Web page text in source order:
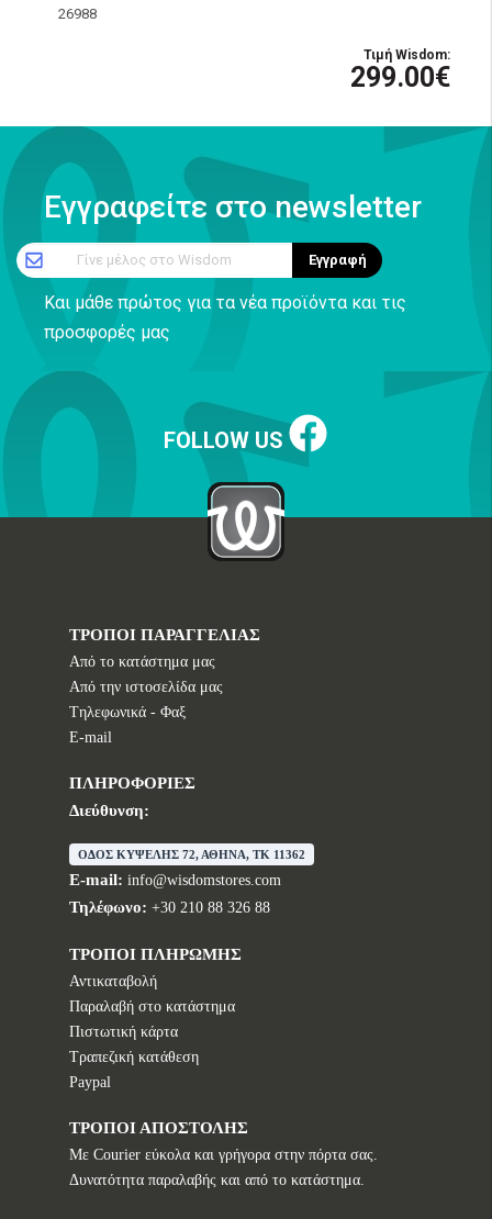
26988
Τιμή Wisdom:
299.00€
Εγγραφείτε στο newsletter
Γίνε μέλος στο Wisdom Εγγραφή
Και μάθε πρώτος για τα νέα προϊόντα και τις
προσφορές μας
FOLLOW US
ΤΡΟΠΟΙ ΠΑΡΑΓΓΕΛΙΑΣ
Από το κατάστημα μας
Από την ιστοσελίδα μας
Tηλεφωνικά - Φαξ
E-mail
ΠΛΗΡΟΦΟΡΙΕΣ
Διεύθυνση:
ΟΔΟΣ ΚΥΨΕΛΗΣ 72, ΑΘΗΝΑ, TK 11362
E-mail: info@wisdomstores.com
Τηλέφωνο: +30 210 88 326 88
ΤΡΟΠΟΙ ΠΛΗΡΩΜΗΣ
Αντικαταβολή
Παραλαβή στο κατάστημα
Πιστωτική κάρτα
Τραπεζική κατάθεση
Paypal
ΤΡΟΠΟΙ ΑΠΟΣΤΟΛΗΣ
Με Courier εύκολα και γρήγορα στην πόρτα σας.
Δυνατότητα παραλαβής και από το κατάστημα.